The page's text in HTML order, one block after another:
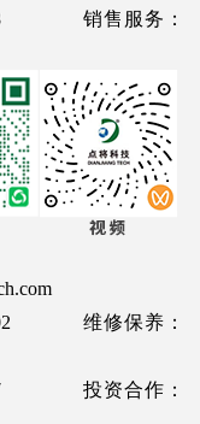
销售服务：
维修保养：
投资合作：